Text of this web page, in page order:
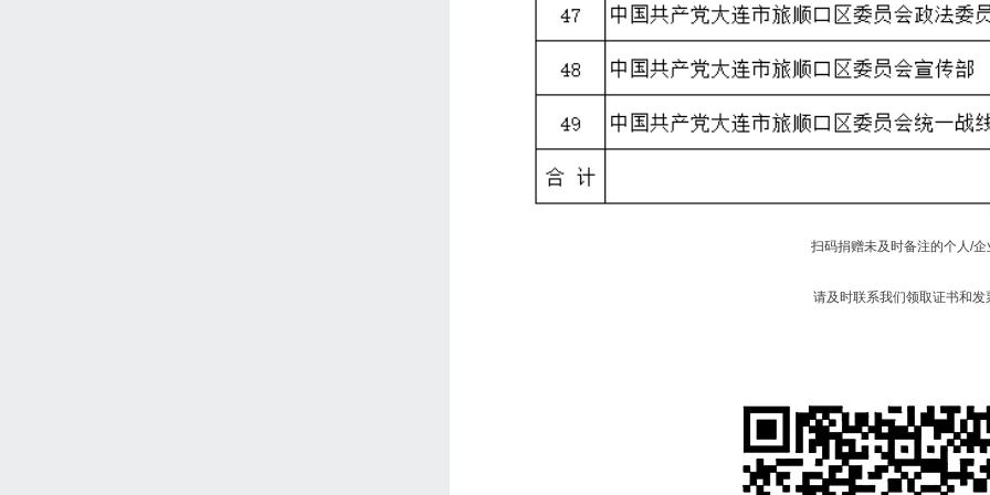
扫码捐赠未及时备注的个人/企
请及时联系我们领取证书和发